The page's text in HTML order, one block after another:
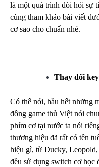
là một quá trình đòi hỏi sự
cùng tham khảo bài viết
cơ sao cho chuẩn nhé.
Thay đổi
Có thể nói, hầu hết những
đồng game thủ Việt nói
phím cơ tại nước ta nói
thương hiệu đã rất có tên
hiệu gì, từ Ducky, Leopold,
đều sử dụng switch cơ học